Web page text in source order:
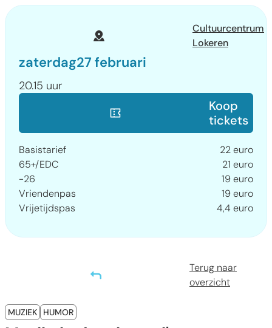
Cultuurcentrum
Lokeren
zaterdag27 februari
20.15 uur
Reserveer
Koop
tickets
Prijs
Basistarief 22euro
65+/EDC
21 euro
-26
19 euro
Vriendenpas
19 euro
Vrijetijdspas
4,4 euro
Terug naar
overzicht
Categorieën
MUZIEK HUMOR